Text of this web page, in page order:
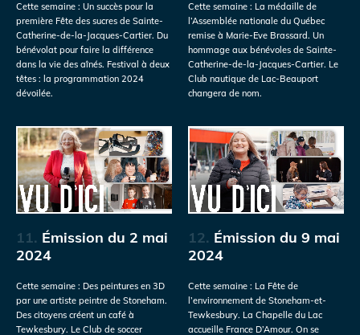
Cette semaine : Un succès pour la
première Fête des sucres de Sainte-
Catherine-de-la-Jacques-Cartier. Du
bénévolat pour faire la différence
dans la vie des aînés. Festival à deux
têtes : la programmation 2024
dévoilée.
Cette semaine : La médaille de
l’Assemblée nationale du Québec
remise à Marie-Eve Brassard. Un
hommage aux bénévoles de Sainte-
Catherine-de-la-Jacques-Cartier. Le
Club nautique de Lac-Beauport
changera de nom.
11. Émission du 2 mai
2024
Cette semaine : Des peintures en 3D
par une artiste peintre de Stoneham.
Des citoyens créent un café à
Tewkesbury. Le Club de soccer
12. Émission du 9 mai
2024
Cette semaine : La Fête de
l’environnement de Stoneham-et-
Tewkesbury. La Chapelle du Lac
accueille France D’Amour. On se